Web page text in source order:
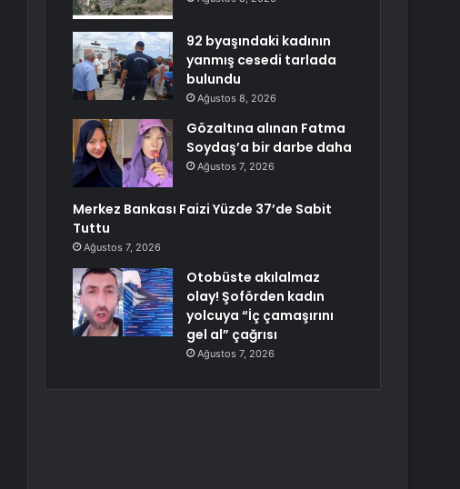
92 byaşındaki kadının
yanmış cesedi tarlada
bulundu
Ağustos 8, 2026
Gözaltına alınan Fatma
Soydaş’a bir darbe daha
Ağustos 7, 2026
Merkez Bankası Faizi Yüzde 37’de Sabit
Tuttu
Ağustos 7, 2026
Otobüste akılalmaz
olay! Şoförden kadın
yolcuya “İç çamaşırını
gel al” çağrısı
Ağustos 7, 2026